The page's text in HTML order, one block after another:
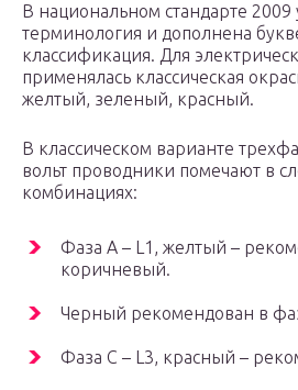
В национальном стандарте 2009
терминология и дополнена
классификация. Для
применялась классическая
желтый, зеленый, красный.
В классическом варианте
вольт проводники помечают в
комбинациях:
Фаза А – L1, желтый –
коричневый.
Черный рекомендован в
Фаза С – L3, красный –